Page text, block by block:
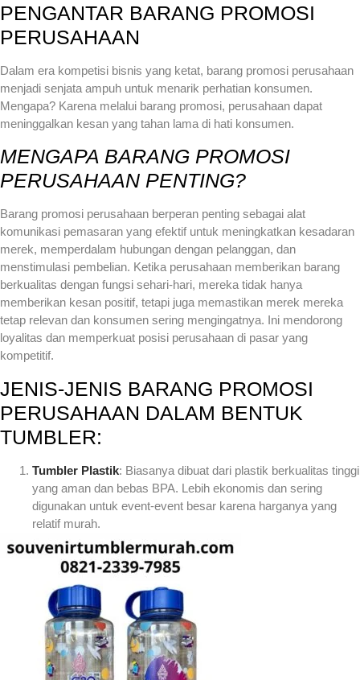
PENGANTAR BARANG PROMOSI
PERUSAHAAN
Dalam era kompetisi bisnis yang ketat, barang promosi perusahaan
menjadi senjata ampuh untuk menarik perhatian konsumen.
Mengapa? Karena melalui barang promosi, perusahaan dapat
meninggalkan kesan yang tahan lama di hati konsumen.
MENGAPA BARANG PROMOSI
PERUSAHAAN PENTING?
Barang promosi perusahaan berperan penting sebagai alat
komunikasi pemasaran yang efektif untuk meningkatkan kesadaran
merek, memperdalam hubungan dengan pelanggan, dan
menstimulasi pembelian. Ketika perusahaan memberikan barang
berkualitas dengan fungsi sehari-hari, mereka tidak hanya
memberikan kesan positif, tetapi juga memastikan merek mereka
tetap relevan dan konsumen sering mengingatnya. Ini mendorong
loyalitas dan memperkuat posisi perusahaan di pasar yang
kompetitif.
JENIS-JENIS BARANG PROMOSI
PERUSAHAAN DALAM BENTUK
TUMBLER:
Tumbler Plastik: Biasanya dibuat dari plastik berkualitas tinggi
yang aman dan bebas BPA. Lebih ekonomis dan sering
digunakan untuk event-event besar karena harganya yang
relatif murah.